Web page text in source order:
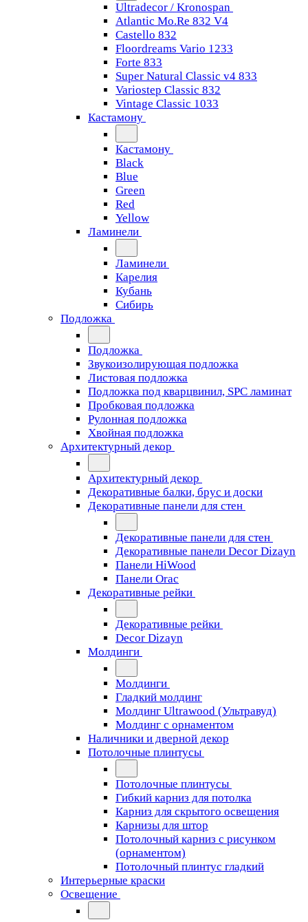
Ultradecor / Kronospan
Atlantic Mo.Re 832 V4
Castello 832
Floordreams Vario 1233
Forte 833
Super Natural Classic v4 833
Variostep Classic 832
Vintage Classic 1033
Кастамону
Кастамону
Black
Blue
Green
Red
Yellow
Ламинели
Ламинели
Карелия
Кубань
Сибирь
Подложка
Подложка
Звукоизолирующая подложка
Листовая подложка
Подложка под кварцвинил, SPC ламинат
Пробковая подложка
Рулонная подложка
Хвойная подложка
Архитектурный декор
Архитектурный декор
Декоративные балки, брус и доски
Декоративные панели для стен
Декоративные панели для стен
Декоративные панели Decor Dizayn
Панели HiWood
Панели Orac
Декоративные рейки
Декоративные рейки
Decor Dizayn
Молдинги
Молдинги
Гладкий молдинг
Молдинг Ultrawood (Ультравуд)
Молдинг с орнаментом
Наличники и дверной декор
Потолочные плинтусы
Потолочные плинтусы
Гибкий карниз для потолка
Карниз для скрытого освещения
Карнизы для штор
Потолочный карниз с рисунком
(орнаментом)
Потолочный плинтус гладкий
Интерьерные краски
Освещение